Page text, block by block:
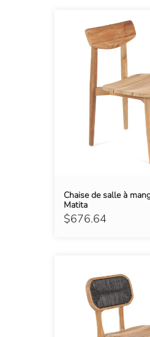
$676.64
Chaise de salle à
Matita